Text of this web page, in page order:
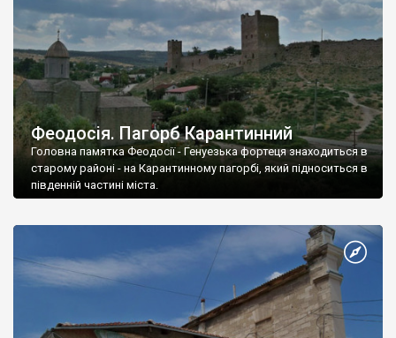
Феодосія. Пагорб Карантинний
Головна памятка Феодосії - Генуезька фортеця знаходиться в
старому районі - на Карантинному пагорбі, який підноситься в
південній частині міста.